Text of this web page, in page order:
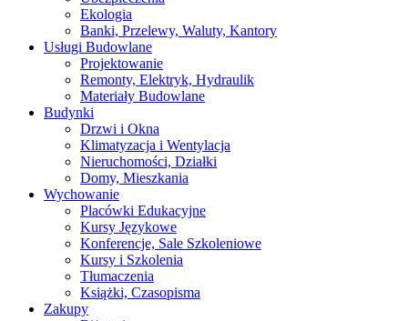
Ekologia
Banki, Przelewy, Waluty, Kantory
Usługi Budowlane
Projektowanie
Remonty, Elektryk, Hydraulik
Materiały Budowlane
Budynki
Drzwi i Okna
Klimatyzacja i Wentylacja
Nieruchomości, Działki
Domy, Mieszkania
Wychowanie
Placówki Edukacyjne
Kursy Językowe
Konferencje, Sale Szkoleniowe
Kursy i Szkolenia
Tłumaczenia
Książki, Czasopisma
Zakupy